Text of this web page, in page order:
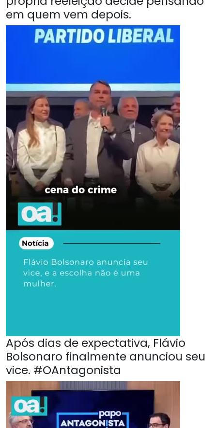
em quem vem depois.
Após dias de expectativa, Flávio
Bolsonaro finalmente anunciou seu
vice. #OAntagonista